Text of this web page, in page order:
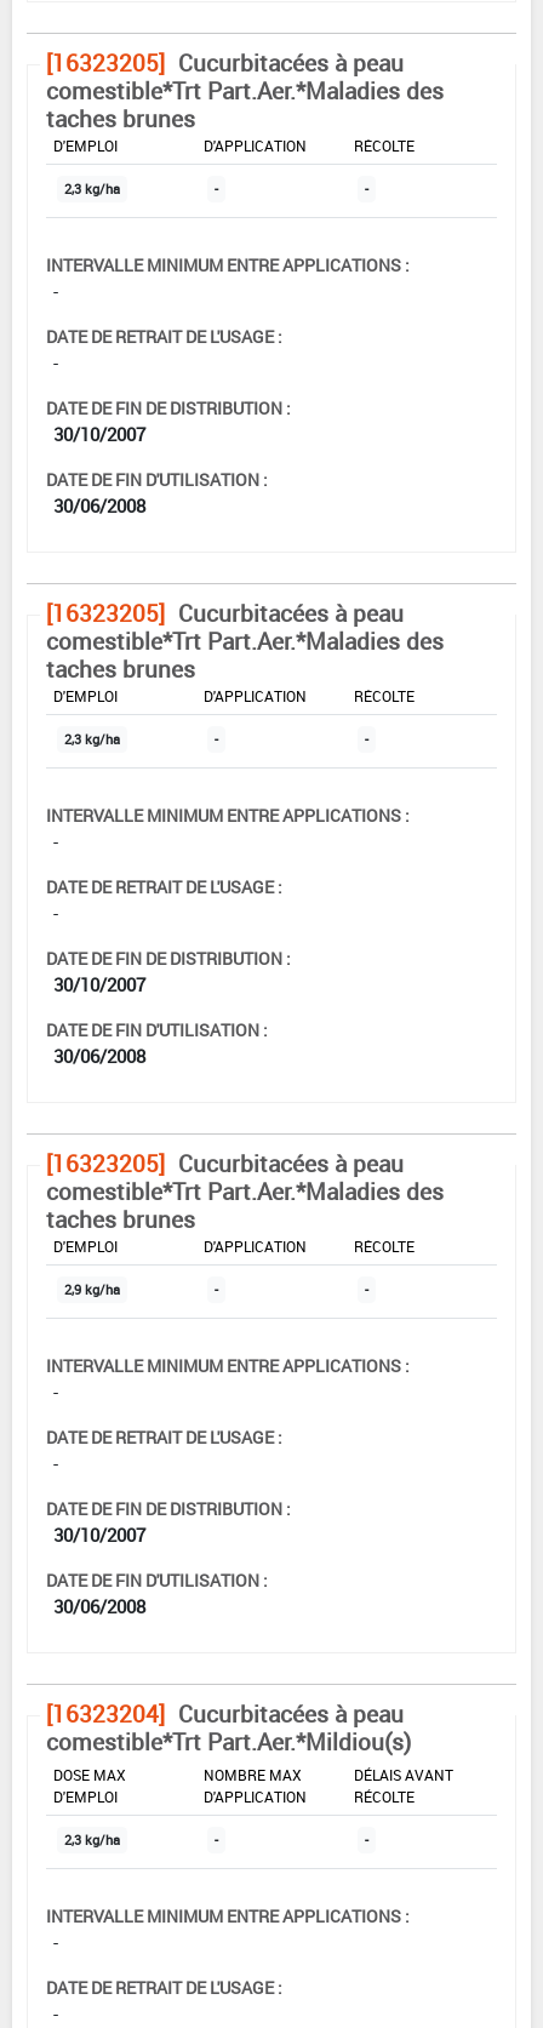
[16323205] Cucurbitacées à peau
comestible*Trt Part.Aer.*Maladies des
taches brunes
DOSE MAX
D'EMPLOI
D'APPLICATION
RÉCOLTE
2,3 kg/ha - -
INTERVALLE MINIMUM ENTRE APPLICATIONS :
-
DATE DE RETRAIT DE L'USAGE :
-
DATE DE FIN DE DISTRIBUTION :
30/10/2007
DATE DE FIN D'UTILISATION :
30/06/2008
[16323205] Cucurbitacées à peau
comestible*Trt Part.Aer.*Maladies des
taches brunes
DOSE MAX
D'EMPLOI
D'APPLICATION
RÉCOLTE
2,3 kg/ha - -
INTERVALLE MINIMUM ENTRE APPLICATIONS :
-
DATE DE RETRAIT DE L'USAGE :
-
DATE DE FIN DE DISTRIBUTION :
30/10/2007
DATE DE FIN D'UTILISATION :
30/06/2008
[16323205] Cucurbitacées à peau
comestible*Trt Part.Aer.*Maladies des
taches brunes
DOSE MAX
D'EMPLOI
D'APPLICATION
RÉCOLTE
2,9 kg/ha - -
INTERVALLE MINIMUM ENTRE APPLICATIONS :
-
DATE DE RETRAIT DE L'USAGE :
-
DATE DE FIN DE DISTRIBUTION :
30/10/2007
DATE DE FIN D'UTILISATION :
30/06/2008
[16323204] Cucurbitacées à peau
comestible*Trt Part.Aer.*Mildiou(s)
DOSE MAX
D'EMPLOI
NOMBRE MAX
D'APPLICATION
DÉLAIS AVANT
RÉCOLTE
2,3 kg/ha - -
INTERVALLE MINIMUM ENTRE APPLICATIONS :
-
DATE DE RETRAIT DE L'USAGE :
-